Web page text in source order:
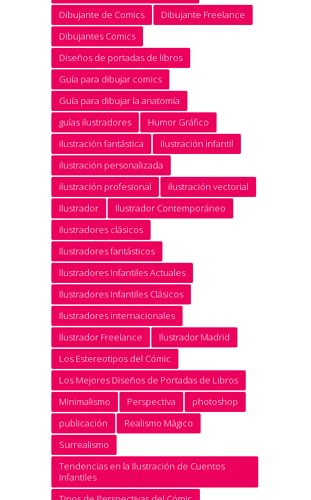
Dibujante de Comics
Dibujante Freelance
Dibujantes Comics
Diseños de portadas de libros
Guía para dibujar comics
Guía para dibujar la anatomía
guías ilustradores
Humor Gráfico
ilustración fantástica
ilustración infantil
ilustración personalizada
ilustración profesional
ilustración vectorial
Ilustrador
Ilustrador Contemporáneo
ilustradores clásicos
Ilustradores fantásticos
Ilustradores Infantiles Actuales
Ilustradores Infantiles Clásicos
Ilustradores internacionales
Ilustrador Freelance
Ilustrador Madrid
Los Estereotipos del Cómic
Los Mejores Diseños de Portadas de Libros
Minimalismo
Perspectiva
photoshop
publicación
Realismo Mágico
Surrealismo
Tendencias en la Ilustración de Cuentos
Infantiles